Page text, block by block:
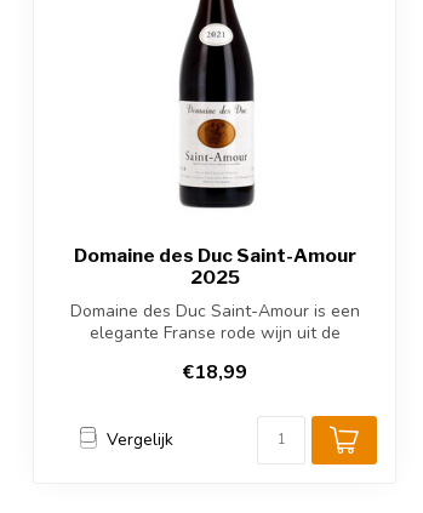
Domaine des Duc Saint-Amour
2025
Domaine des Duc Saint-Amour is een
elegante Franse rode wijn uit de
€18,99
Vergelijk